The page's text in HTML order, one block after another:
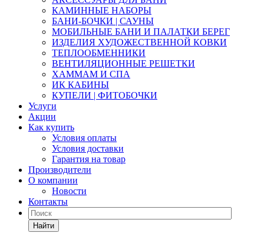
КАМИННЫЕ НАБОРЫ
БАНИ-БОЧКИ | САУНЫ
МОБИЛЬНЫЕ БАНИ И ПАЛАТКИ БЕРЕГ
ИЗДЕЛИЯ ХУДОЖЕСТВЕННОЙ КОВКИ
ТЕПЛООБМЕННИКИ
ВЕНТИЛЯЦИОННЫЕ РЕШЕТКИ
ХАММАМ И СПА
ИК КАБИНЫ
КУПЕЛИ | ФИТОБОЧКИ
Услуги
Акции
Как купить
Условия оплаты
Условия доставки
Гарантия на товар
Производители
О компании
Новости
Контакты
Найти